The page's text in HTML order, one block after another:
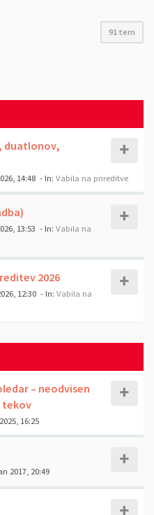
91 tem
duatlonov,
14:48 - In: Vabila na prireditve
13:53 - In: Vabila na
2026
12:30 - In: Vabila na
– neodvisen
tekov
16:25
2017, 20:49